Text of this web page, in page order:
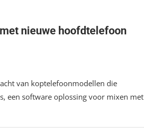
nieuwe hoofdtelefoon
van koptelefoonmodellen die
een software oplossing voor mixen met